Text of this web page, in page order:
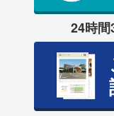
24時間